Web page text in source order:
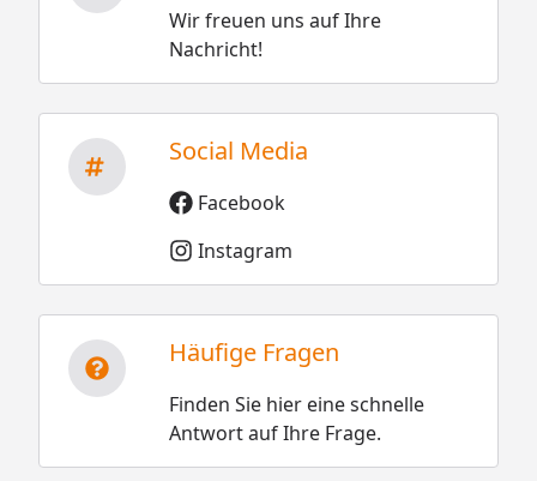
Wir freuen uns auf Ihre
Nachricht!
Social Media
Facebook
Instagram
Häufige Fragen
Finden Sie hier eine schnelle
Antwort auf Ihre Frage.